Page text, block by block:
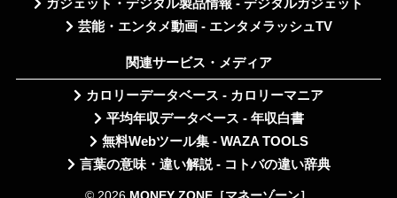
ガジェット・デジタル製品情報 - デジタルガジェット
芸能・エンタメ動画 - エンタメラッシュTV
関連サービス・メディア
カロリーデータベース - カロリーマニア
平均年収データベース - 年収白書
無料Webツール集 - WAZA TOOLS
言葉の意味・違い解説 - コトバの違い辞典